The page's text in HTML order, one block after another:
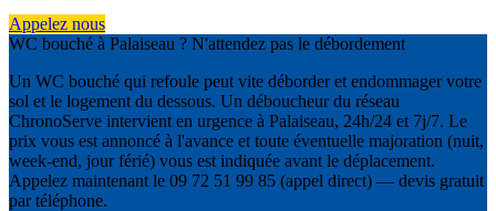
Appelez nous
WC bouché à Palaiseau ? N'attendez pas le débordement
Un WC bouché qui refoule peut vite déborder et endommager votre
sol et le logement du dessous. Un déboucheur du réseau
ChronoServe intervient en urgence à Palaiseau, 24h/24 et 7j/7. Le
prix vous est annoncé à l'avance et toute éventuelle majoration (nuit,
week-end, jour férié) vous est indiquée avant le déplacement.
Appelez maintenant le 09 72 51 99 85 (appel direct) — devis gratuit
par téléphone.